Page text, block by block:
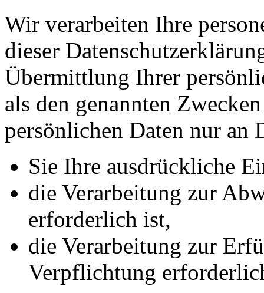
Wir verarbeiten Ihre
dieser
Übermittlung Ihrer
als den genannten
persönlichen Daten nur an
Sie Ihre ausdrückliche
die Verarbeitung zur
erforderlich ist,
die Verarbeitung zur
Verpflichtung